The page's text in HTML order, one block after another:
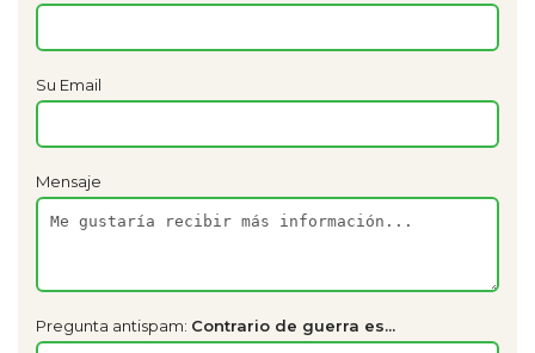
Su Email
Mensaje
Pregunta antispam: Contrario de guerra es...